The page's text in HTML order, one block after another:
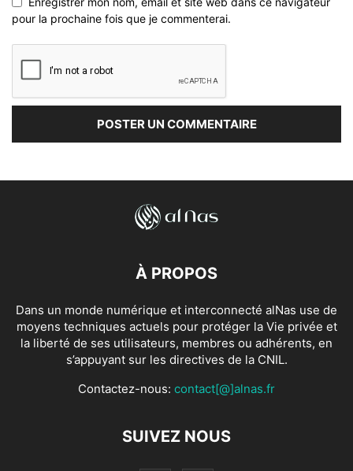
pour la prochaine fois que je commenterai.
À PROPOS
Dans un monde numérique et interconnecté alNas use de
moyens techniques actuels pour protéger la Vie privée et
la liberté de ses utilisateurs, membres ou adhérents, en
s’appuyant sur les directives de la CNIL.
Contactez-nous: contact[@]alnas.fr
SUIVEZ NOUS